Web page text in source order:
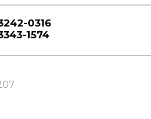
0316
1574